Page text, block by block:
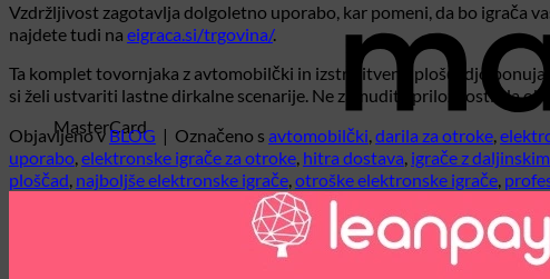
MasterCard
Vzdržljivost zagotavlja dolgoletno uporabo, kar pomeni, da bo igrača
najdete tudi na eigraca.si/trgovina/.
Ta komplet tovornjaka z avtomobilčki in izstrelitveno ploščadjo
si želi ustvariti lastne dirkalne scenarije. Ne zamudite priložnosti, da
Objavljeno v BLOG | Označeno s avtomobilčki,darila za otroke,
uporabo,elektronske igrače za otroke, hitra dostava, igrače z
ploščad, najboljše elektronske igrače,otroške elektronske igrače,